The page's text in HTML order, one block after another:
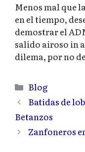
Menos mal que
en el tiempo,
demostrar el
salido airoso in
dilema, por no
Categorías
Blog
Batidas de
Betanzos
Zanfoneros